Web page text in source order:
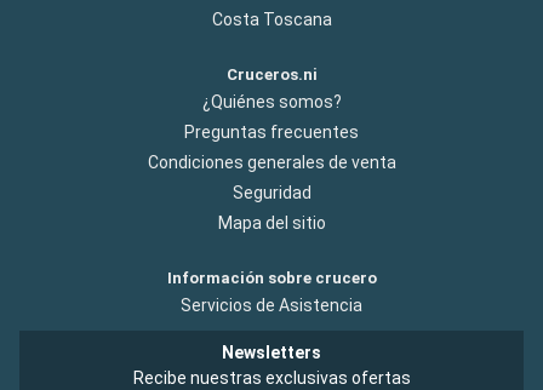
Costa Toscana
Cruceros.ni
¿Quiénes somos?
Preguntas frecuentes
Condiciones generales de venta
Seguridad
Mapa del sitio
Información sobre crucero
Servicios de Asistencia
Newsletters
Recibe nuestras exclusivas ofertas